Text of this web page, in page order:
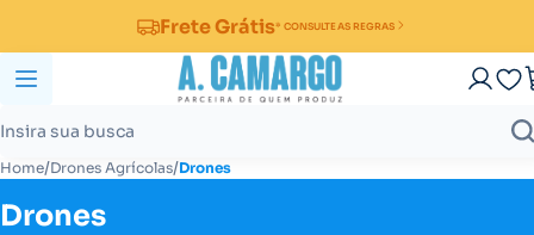
Frete Grátis* CONSULTE AS REGRAS
Home/Drones Agrícolas/Drones
Drones